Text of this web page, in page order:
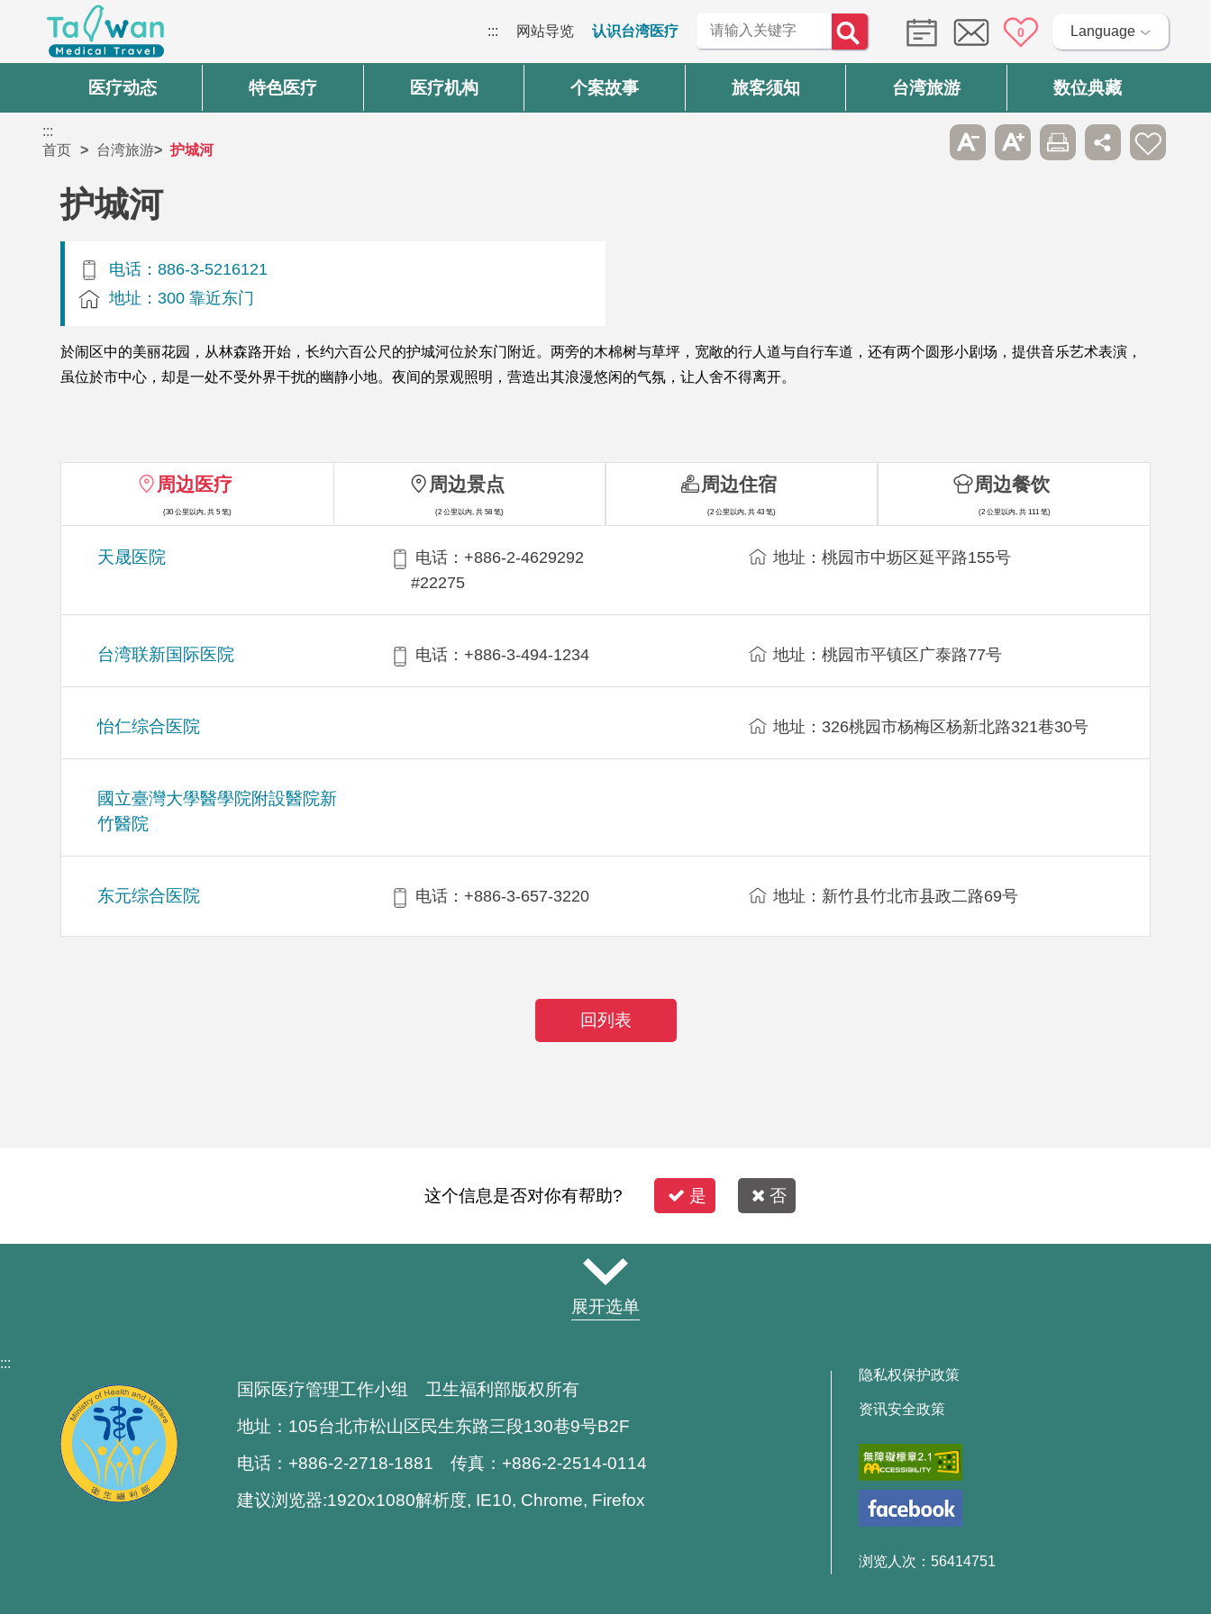
::: 网站导览 认识台湾医疗 0 Language
医疗动态 特色医疗 医疗机构 个案故事 旅客须知 台湾旅游 数位典藏
:::
首页
台湾旅游 护城河
护城河
电话：886-3-5216121
地址：300 靠近东门
於闹区中的美丽花园，从林森路开始，长约六百公尺的护城河位於东门附近。两旁的木棉树与草坪，宽敞的行人道与自行车道，还有两个圆形小剧场，提供音乐艺术表演，
虽位於市中心，却是一处不受外界干扰的幽静小地。夜间的景观照明，营造出其浪漫悠闲的气氛，让人舍不得离开。
周边医疗
(30 公里以内, 共 5 笔)
天晟医院
电话：+886-2-4629292
#22275
地址：桃园市中坜区延平路155号
台湾联新国际医院 电话：+886-3-494-1234 地址：桃园市平镇区广泰路77号
怡仁综合医院 地址：326桃园市杨梅区杨新北路321巷30号
國立臺灣大學醫學院附設醫院新
竹醫院
东元综合医院 电话：+886-3-657-3220 地址：新竹县竹北市县政二路69号
周边景点
(2 公里以内, 共 58 笔)
周边住宿
(2 公里以内, 共 43 笔)
周边餐饮
(2 公里以内, 共 111 笔)
回列表
这个信息是否对你有帮助? 是 否
展开选单
:::
国际医疗管理工作小组 卫生福利部版权所有
地址：105台北市松山区民生东路三段130巷9号B2F
电话：+886-2-2718-1881 传真：+886-2-2514-0114
建议浏览器:1920x1080解析度, IE10, Chrome, Firefox
隐私权保护政策
资讯安全政策
浏览人次：56414751